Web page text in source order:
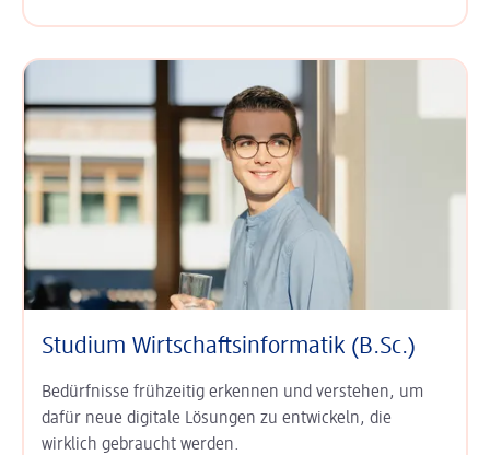
Studium Wirtschafts­informatik (B.Sc.)
Bedürfnisse frühzeitig erkennen und verstehen, um
dafür neue digitale Lösungen zu entwickeln, die
wirklich gebraucht werden.